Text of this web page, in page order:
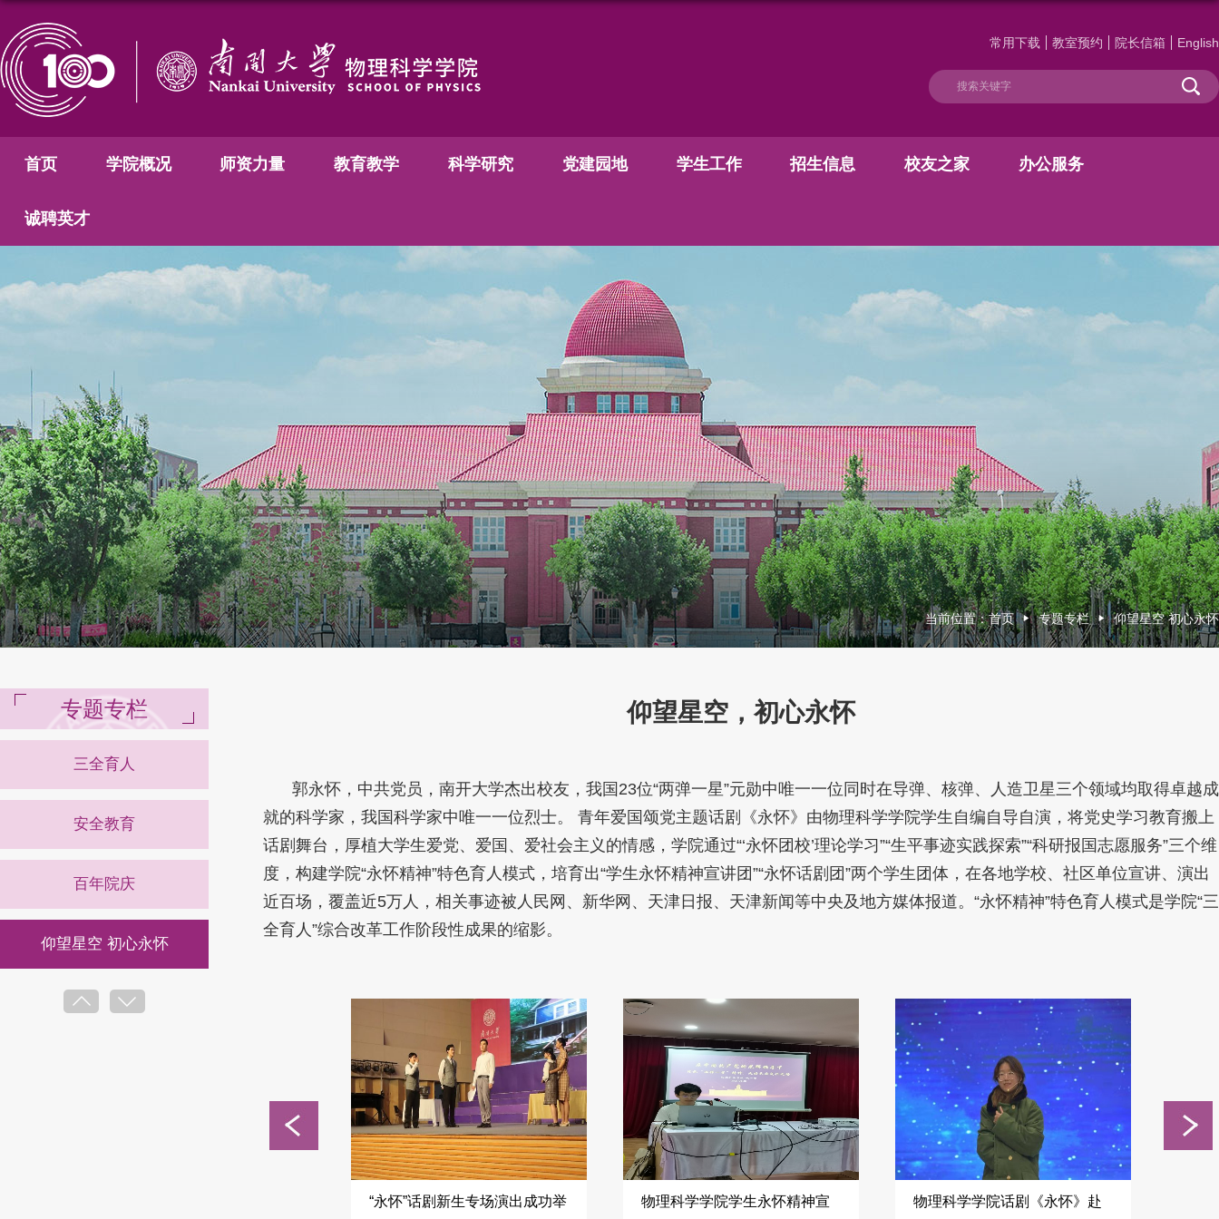
常用下载 教室预约 院长信箱 English
首页 学院概况 师资力量 教育教学 科学研究 党建园地 学生工作 招生信息 校友之家 办公服务
诚聘英才
专题专栏
伯苓智慧书院
师德师风
课程思政案例
PR'26
三全育人
安全教育
百年院庆
仰望星空 初心永怀
学习贯彻二十大
当前位置：首页 专题专栏 仰望星空 初心永怀
仰望星空，初心永怀
郭永怀，中共党员，南开大学杰出校友，我国23位“两弹一星”元勋中唯一一位同时在导弹、核弹、人造卫星三个领域均取得卓越成
就的科学家，我国科学家中唯一一位烈士。 青年爱国颂党主题话剧《永怀》由物理科学学院学生自编自导自演，将党史学习教育搬上
话剧舞台，厚植大学生爱党、爱国、爱社会主义的情感，学院通过“‘永怀团校’理论学习”“生平事迹实践探索”“科研报国志愿服务”三个维
度，构建学院“永怀精神”特色育人模式，培育出“学生永怀精神宣讲团”“永怀话剧团”两个学生团体，在各地学校、社区单位宣讲、演出
近百场，覆盖近5万人，相关事迹被人民网、新华网、天津日报、天津新闻等中央及地方媒体报道。“永怀精神”特色育人模式是学院“三
全育人”综合改革工作阶段性成果的缩影。
“永怀”话剧新生专场演出成功举 物理科学学院学生永怀精神宣 物理科学学院话剧《永怀》赴